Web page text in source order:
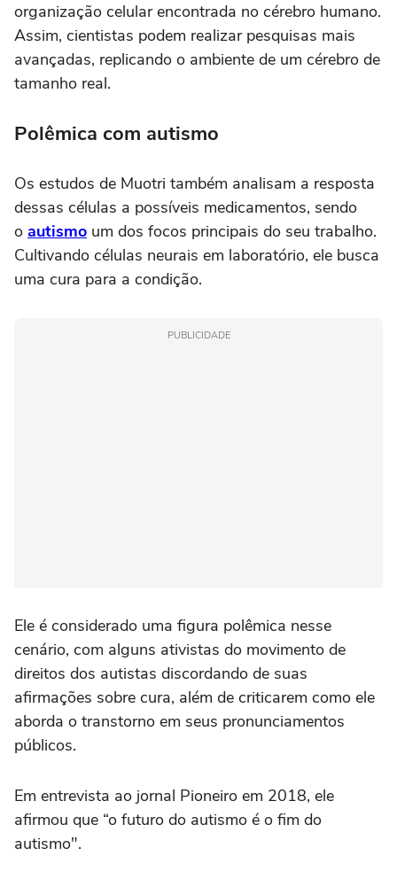
organização celular encontrada no cérebro humano.
Assim, cientistas podem realizar pesquisas mais
avançadas, replicando o ambiente de um cérebro de
tamanho real.
Polêmica com autismo
Os estudos de Muotri também analisam a resposta
dessas células a possíveis medicamentos, sendo
o autismo um dos focos principais do seu trabalho.
Cultivando células neurais em laboratório, ele busca
uma cura para a condição.
PUBLICIDADE
Ele é considerado uma figura polêmica nesse
cenário, com alguns ativistas do movimento de
direitos dos autistas discordando de suas
afirmações sobre cura, além de criticarem como ele
aborda o transtorno em seus pronunciamentos
públicos.
Em entrevista ao jornal Pioneiro em 2018, ele
afirmou que “o futuro do autismo é o fim do
autismo".